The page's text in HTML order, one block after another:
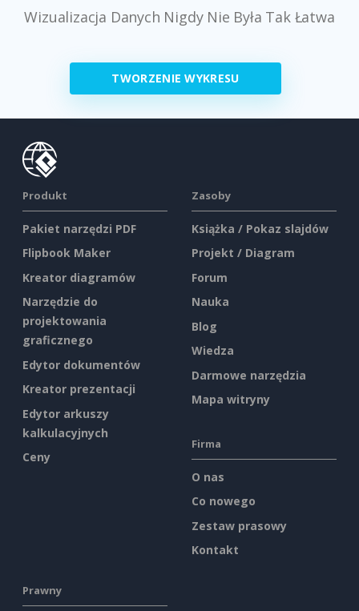
Wizualizacja Danych Nigdy Nie Była Tak Łatwa
TWORZENIE WYKRESU
Produkt
Pakiet narzędzi PDF
Flipbook Maker
Kreator diagramów
Narzędzie do
projektowania
graficznego
Edytor dokumentów
Kreator prezentacji
Edytor arkuszy
kalkulacyjnych
Ceny
Zasoby
Książka / Pokaz slajdów
Projekt / Diagram
Forum
Nauka
Blog
Wiedza
Darmowe narzędzia
Mapa witryny
Firma
O nas
Co nowego
Zestaw prasowy
Kontakt
Prawny